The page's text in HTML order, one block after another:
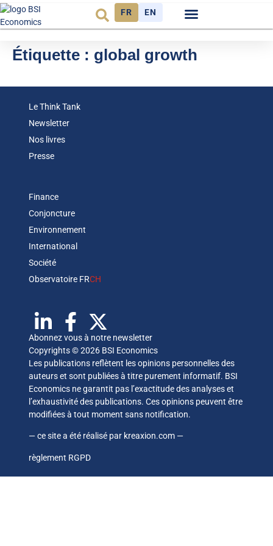
FR EN
Étiquette : global growth
Le Think Tank
Newsletter
Nos livres
Presse
Finance
Conjoncture
Environnement
International
Société
Observatoire FRCH
Abonnez vous à notre newsletter
Copyrights © 2026 BSI Economics
Les publications reflètent les opinions personnelles des
auteurs et sont publiées à titre purement informatif. BSI
Economics ne garantit pas l’exactitude des analyses et
l’exhaustivité des publications. Ces opinions peuvent être
modifiées à tout moment sans notification.
— ce site a été réalisé par kreaxion.com —
règlement RGPD